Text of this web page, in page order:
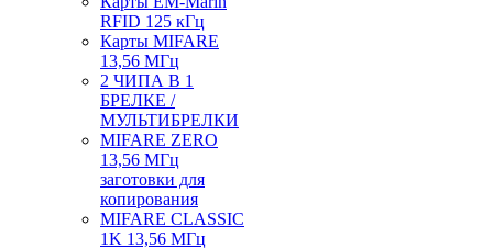
RFID 125 кГц
Карты MIFARE
13,56 МГц
2 ЧИПА В 1
БРЕЛКЕ /
МУЛЬТИБРЕЛКИ
MIFARE ZERO
13,56 МГц
заготовки для
копирования
MIFARE CLASSIC
1K 13,56 МГц